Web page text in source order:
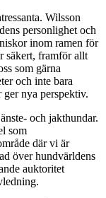
Wilsson
personlighet och
inom ramen för
säkert, framför allt
som gärna
och inte bara
nya perspektiv.
och jakthundar.
som
där vi är
över hundvärldens
auktoritet